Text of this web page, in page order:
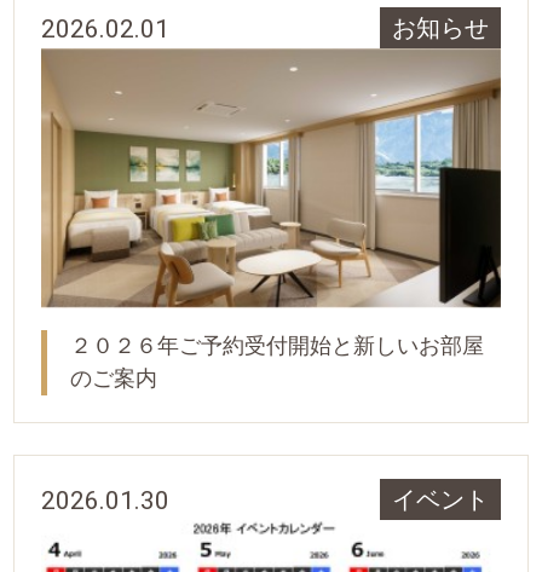
2026.02.01 お知らせ
２０２６年ご予約受付開始と新しいお部屋
のご案内
2026.01.30 イベント